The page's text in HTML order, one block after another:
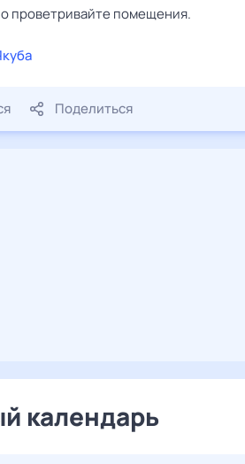
проветривайте помещения.
Поделиться
календарь